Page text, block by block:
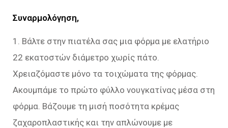
Συναρμολόγηση,
1. Βάλτε στην πιατέλα σας μια φόρμα με ελατήριο
22 εκατοστών διάμετρο χωρίς πάτο.
Χρειαζόμαστε μόνο τα τοιχώματα της φόρμας.
Ακουμπάμε το πρώτο φύλλο νουγκατίνας μέσα στη
φόρμα. Βάζουμε τη μισή ποσότητα κρέμας
ζαχαροπλαστικής και την απλώνουμε με